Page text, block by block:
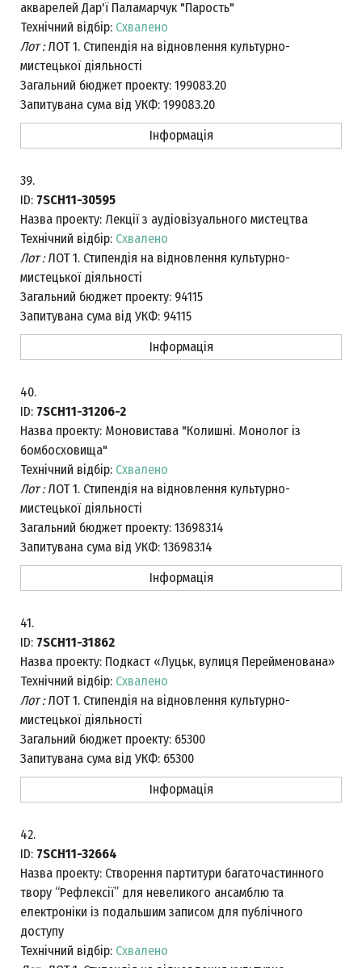
акварелей Дар'ї Паламарчук "Парость"
Технічний відбір: Схвалено
Лот :ЛОТ 1. Стипендія на відновлення культурно-
мистецької діяльності
Загальний бюджет проекту: 199083.20
Запитувана сума від УКФ: 199083.20
Інформація
39.
ID: 7SCH11-30595
Назва проекту: Лекції з аудіовізуального мистецтва
Технічний відбір: Схвалено
Лот :ЛОТ 1. Стипендія на відновлення культурно-
мистецької діяльності
Загальний бюджет проекту: 94115
Запитувана сума від УКФ: 94115
Інформація
40.
ID: 7SCH11-31206-2
Назва проекту: Моновистава "Колишні. Монолог із
бомбосховища"
Технічний відбір: Схвалено
Лот :ЛОТ 1. Стипендія на відновлення культурно-
мистецької діяльності
Загальний бюджет проекту: 136983.14
Запитувана сума від УКФ: 136983.14
Інформація
41.
ID: 7SCH11-31862
Назва проекту: Подкаст «Луцьк, вулиця Перейменована»
Технічний відбір: Схвалено
Лот :ЛОТ 1. Стипендія на відновлення культурно-
мистецької діяльності
Загальний бюджет проекту: 65300
Запитувана сума від УКФ: 65300
Інформація
42.
ID: 7SCH11-32664
Назва проекту: Створення партитури багаточастинного
твору “Рефлексії” для невеликого ансамблю та
електроніки із подальшим записом для публічного
доступу
Технічний відбір: Схвалено